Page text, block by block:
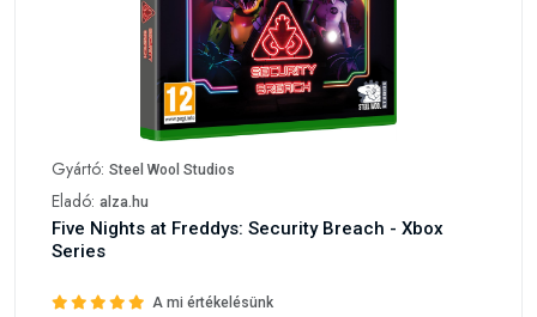
Gyártó: Steel Wool Studios
Eladó: alza.hu
Five Nights at Freddys: Security Breach - Xbox
Series
A mi értékelésünk